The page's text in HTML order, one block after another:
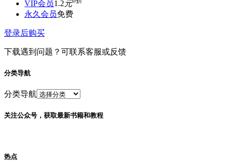
VIP会员1.2 元
永久会员免费
登录后购买
下载遇到问题？可联系客服或反馈
分类导航
分类导航
关注公众号，获取最新书籍和教程
热点